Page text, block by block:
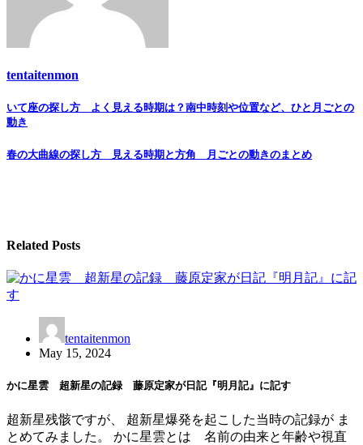
tentaitenmon
Post
navigation
いて座の探し方 よく見える時期は？南中時刻や位置など、ひと月ごとの
動き
春の大曲線の探し方 見える時期と方角 月ごとの動きのまとめ
Related Posts
tentaitenmon
May 15, 2024
かに星雲 超新星の記録 藤原定家が日記『明月記』に記す
超新星残骸ですが、 超新星爆発を起こした当時の記録が ま
とめてみました。 かに星雲とは 名前の由来と年齢や視直